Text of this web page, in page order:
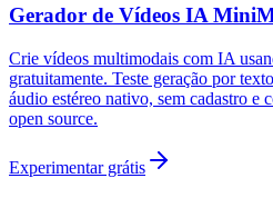
Gerador de Vídeos IA
Crie vídeos multimodais com IA
gratuitamente. Teste geração por
áudio estéreo nativo, sem cadastro e
open source.
Experimentar grátis